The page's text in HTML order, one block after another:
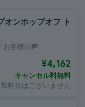
オンホップオフ ト
お客様の声
¥4,162
キャンセル料無料
料金はございません